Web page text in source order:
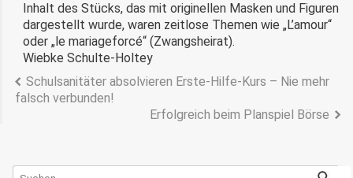
Inhalt des Stücks, das mit originellen Masken und Figuren
dargestellt wurde, waren zeitlose Themen wie „L’amour“
oder „le mariageforcé“ (Zwangsheirat).
Wiebke Schulte-Holtey
Schulsanitäter absolvieren Erste-Hilfe-Kurs – Nie mehr
falsch verbunden!
Erfolgreich beim Planspiel Börse